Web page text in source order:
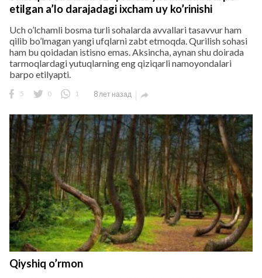
etilgan a’lo darajadagi ixcham uy ko’rinishi
Uch o’lchamli bosma turli sohalarda avvallari tasavvur ham
qilib bo’lmagan yangi ufqlarni zabt etmoqda. Qurilish sohasi
ham bu qoidadan istisno emas. Aksincha, aynan shu doirada
tarmoqlardagi yutuqlarning eng qiziqarli namoyondalari
barpo etilyapti.
5 0 1 8 лет назад 
Qiyshiq o’rmon